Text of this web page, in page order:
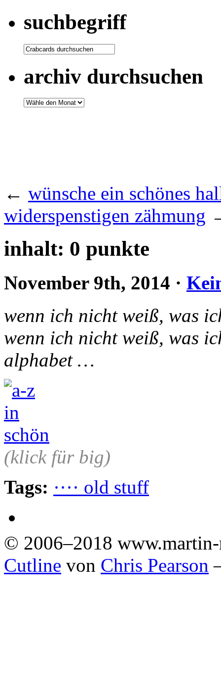
suchbegriff
archiv durchsuchen
← wünsche ein schönes
widerspenstigen zähmung
inhalt: 0 punkte
November 9th, 2014 ·
wenn ich nicht weiß, was
wenn ich nicht weiß, was
alphabet …
(klick für big)
Tags: ···· old stuff
© 2006–2018
Cutline von Chris Pearson